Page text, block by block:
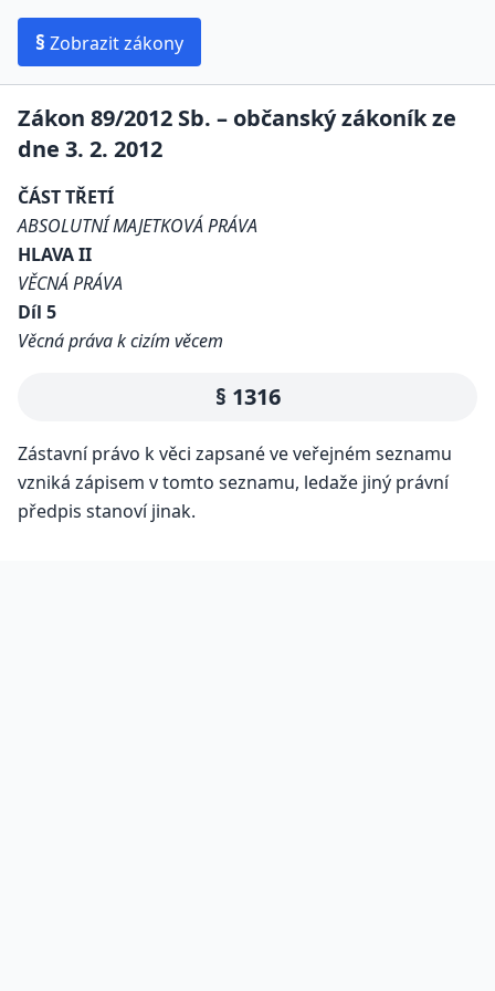
§ Zobrazit zákony
Zákon 89/2012 Sb. – občanský zákoník ze
dne 3. 2. 2012
ČÁST TŘETÍ
ABSOLUTNÍ MAJETKOVÁ PRÁVA
HLAVA II
VĚCNÁ PRÁVA
Díl 5
Věcná práva k cizím věcem
§ 1316
Zástavní právo k věci zapsané ve veřejném seznamu
vzniká zápisem v tomto seznamu, ledaže jiný právní
předpis stanoví jinak.